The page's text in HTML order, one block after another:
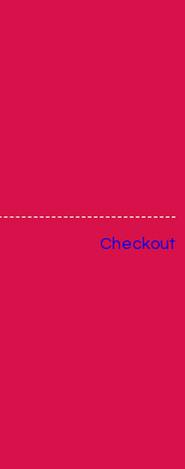
Checkout